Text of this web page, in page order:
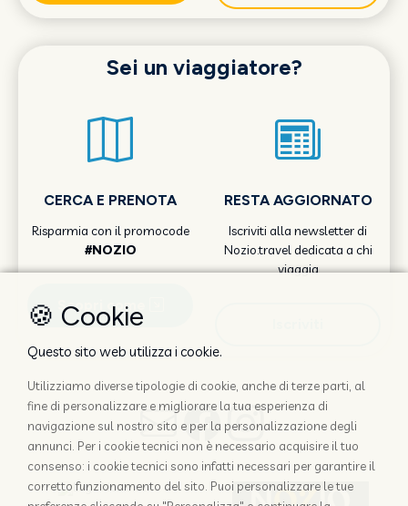
Sei un viaggiatore?
CERCA E PRENOTA
Risparmia con il promocode
#NOZIO
Scopri come
RESTA AGGIORNATO
Iscriviti alla newsletter di
Nozio.travel dedicata a chi
viaggia
🍪 Cookie
Questo sito web utilizza i cookie.
Utilizziamo diverse tipologie di cookie, anche di terze parti, al
fine di personalizzare e migliorare la tua esperienza di
navigazione sul nostro sito e per la personalizzazione degli
annunci. Per i cookie tecnici non è necessario acquisire il tuo
consenso: i cookie tecnici sono infatti necessari per garantire il
corretto funzionamento del sito. Puoi personalizzare le tue